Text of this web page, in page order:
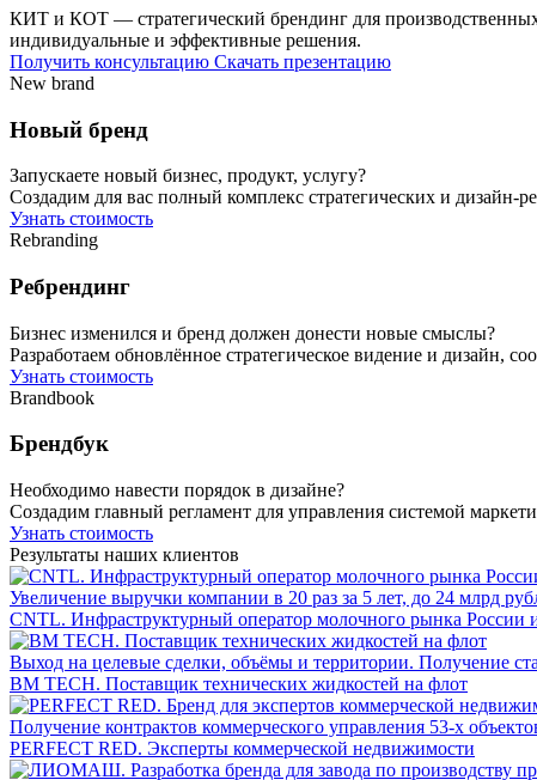
КИТ и КОТ — стратегический брендинг для
индивидуальные и эффективные решения.
Получить консультацию Скачать презентацию
New brand
Новый бренд
Запускаете новый бизнес, продукт, услугу?
Создадим для вас полный комплекс стратегических и дизайн-
Узнать стоимость
Rebranding
Ребрендинг
Бизнес изменился и бренд должен донести новые смыслы?
Разработаем обновлённое стратегическое видение и дизайн,
Узнать стоимость
Brandbook
Брендбук
Необходимо навести порядок в дизайне?
Создадим главный регламент для управления системой
Узнать стоимость
Результаты наших клиентов
Увеличение выручки компании в 20 раз за 5 лет, до 24 млрд
CNTL. Инфраструктурный оператор молочного рынка
Выход на целевые сделки, объёмы и территории. Получение
BM TECH. Поставщик технических жидкостей на флот
Получение контрактов коммерческого управления 53-х
PERFECT RED. Эксперты коммерческой недвижимости